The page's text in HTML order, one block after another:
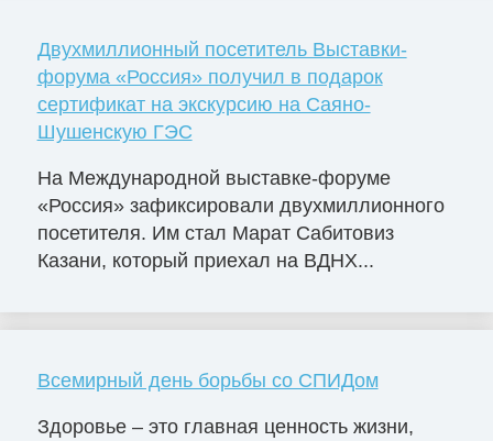
Двухмиллионный посетитель Выставки-
форума «Россия» получил в подарок
сертификат на экскурсию на Саяно-
Шушенскую ГЭС
На Международной выставке-форуме
«Россия» зафиксировали двухмиллионного
посетителя. Им стал Марат Сабитовиз
Казани, который приехал на ВДНХ...
Всемирный день борьбы со СПИДом
Здоровье – это главная ценность жизни,